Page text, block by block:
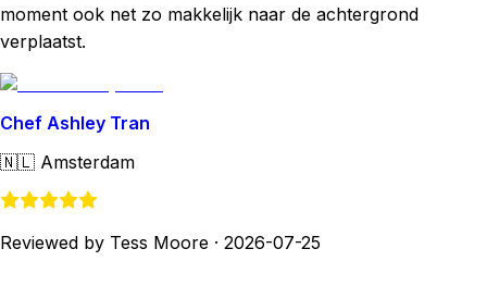
moment ook net zo makkelijk naar de achtergrond
verplaatst.
Chef Ashley Tran
🇳🇱 Amsterdam
Reviewed by Tess Moore · 2026-07-25